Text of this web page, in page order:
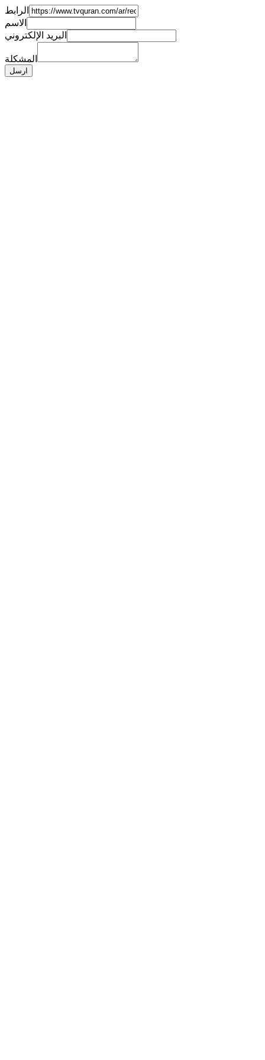
الرابط
الاسم
البريد الإلكتروني
المشكلة
ارسل